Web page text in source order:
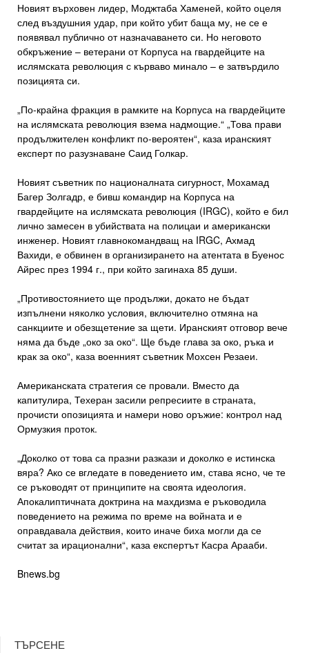
Новият върховен лидер, Моджтаба Хаменей, който оцеля
след въздушния удар, при който убит баща му, не се е
появявал публично от назначаването си. Но неговото
обкръжение – ветерани от Корпуса на гвардейците на
ислямската революция с кърваво минало – е затвърдило
позицията си.
„По-крайна фракция в рамките на Корпуса на гвардейците
на ислямската революция взема надмощие.“ „Това прави
продължителен конфликт по-вероятен“, каза иранският
експерт по разузнаване Саид Голкар.
Новият съветник по националната сигурност, Мохамад
Багер Золгадр, е бивш командир на Корпуса на
гвардейците на ислямската революция (IRGC), който е бил
лично замесен в убийствата на полицаи и американски
инженер. Новият главнокомандващ на IRGC, Ахмад
Вахиди, е обвинен в организирането на атентата в Буенос
Айрес през 1994 г., при който загинаха 85 души.
„Противостоянието ще продължи, докато не бъдат
изпълнени няколко условия, включително отмяна на
санкциите и обезщетение за щети. Иранският отговор вече
няма да бъде „око за око“. Ще бъде глава за око, ръка и
крак за око“, каза военният съветник Мохсен Резаеи.
Американската стратегия се провали. Вместо да
капитулира, Техеран засили репресиите в страната,
прочисти опозицията и намери ново оръжие: контрол над
Ормузкия проток.
„Доколко от това са празни разкази и доколко е истинска
вяра? Ако се вгледате в поведението им, става ясно, че те
се ръководят от принципите на своята идеология.
Апокалиптичната доктрина на махдизма е ръководила
поведението на режима по време на войната и е
оправдавала действия, които иначе биха могли да се
считат за ирационални“, каза експертът Касра Арааби.
Bnews.bg
ТЪРСЕНЕ